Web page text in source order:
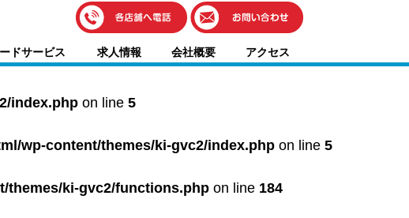
伊藤車輌（本社）
050-5851-0337
050-5851-0338
レスキューセンター
（年中無休24h対応）
ドサービス 求人情報 会社概要 アクセス
index.php on line 5
wp-content/themes/ki-gvc2/index.php on line 5
themes/ki-gvc2/functions.php on line 184